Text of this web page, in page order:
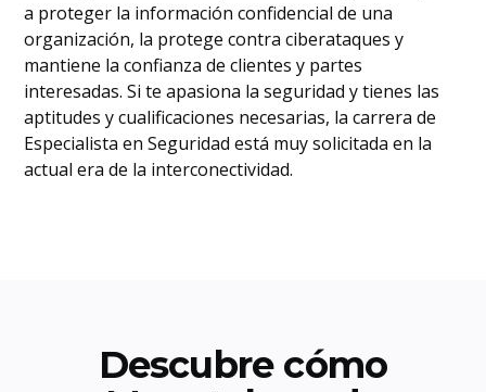
a proteger la información confidencial de una
organización, la protege contra ciberataques y
mantiene la confianza de clientes y partes
interesadas. Si te apasiona la seguridad y tienes las
aptitudes y cualificaciones necesarias, la carrera de
Especialista en Seguridad está muy solicitada en la
actual era de la interconectividad.
Descubre cómo